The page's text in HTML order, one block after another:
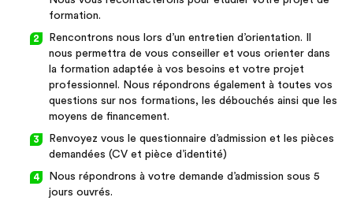
formation.
Rencontrons nous lors d’un entretien d’orientation. Il
nous permettra de vous conseiller et vous orienter dans
la formation adaptée à vos besoins et votre projet
professionnel. Nous répondrons également à toutes vos
questions sur nos formations, les débouchés ainsi que les
moyens de financement.
Renvoyez vous le questionnaire d’admission et les pièces
demandées (CV et pièce d’identité)
Nous répondrons à votre demande d’admission sous 5
jours ouvrés.